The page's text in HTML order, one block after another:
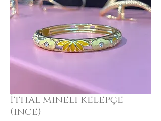
İthal mineli kelepçe
(ince)